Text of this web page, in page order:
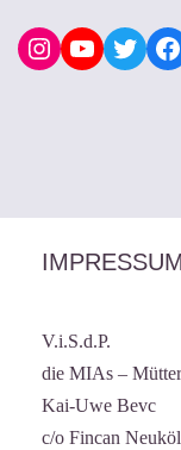
IMPRESSUM
V.i.S.d.P.
die MIAs –
Kai-Uwe Bevc
c/o Fincan